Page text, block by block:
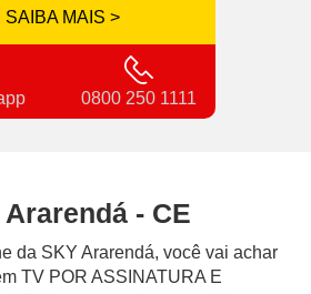
SAIBA MAIS >
0800 250 1111
- CE
da SKY Ararendá, você vai achar
TV POR ASSINATURA E